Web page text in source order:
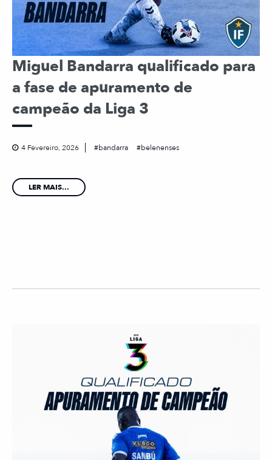
Miguel Bandarra qualificado para
a fase de apuramento de
campeão da Liga 3
4 Fevereiro, 2026 bandarra belenenses
LER MAIS...